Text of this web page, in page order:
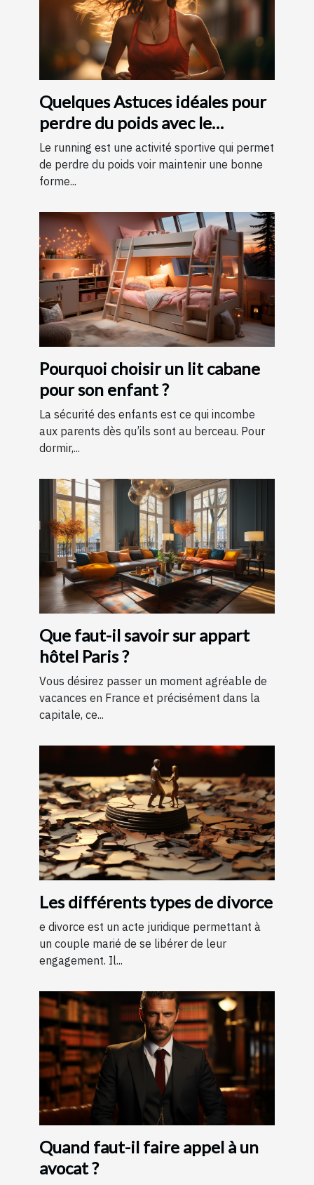
Quelques Astuces idéales pour
perdre du poids avec le
running ?
Le running est une activité sportive qui permet
de perdre du poids voir maintenir une bonne
forme...
Pourquoi choisir un lit cabane
pour son enfant ?
La sécurité des enfants est ce qui incombe
aux parents dès qu’ils sont au berceau. Pour
dormir,...
Que faut-il savoir sur appart
hôtel Paris ?
Vous désirez passer un moment agréable de
vacances en France et précisément dans la
capitale, ce...
Les différents types de divorce
e divorce est un acte juridique permettant à
un couple marié de se libérer de leur
engagement. Il...
Quand faut-il faire appel à un
avocat ?